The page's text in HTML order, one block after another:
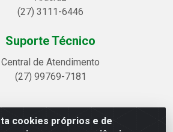
cookies próprios e de
(27) 3111-6446
Suporte Técnico
Central de Atendimento
(27) 99769-7181
LTDA - Avenida Alegre, 2521 -